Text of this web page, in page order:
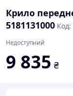
Крило
5181131000 Код:
Недоступний
9 835 ₴